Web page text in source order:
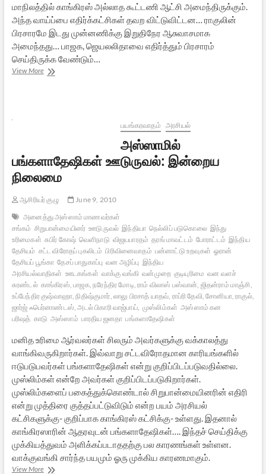
மாநிலத்தில் காங்கிரஸ் அல்லாத கூட்டணி ஆட்சி அமைந்திருக்கும்.
அந்த வாய்ப்பை எதிர்க்கட்சிகள் தவற விட்டுவிட்டன… ராகுலின்
பிரசாரமே இடது முன்னணிக்கு இறுதிநேர ஆசுவாசமாக
அமைந்தது… பாஜக, ஜெயலலிதாவை எதிர்த்தும் பிரசாரம்
செய்திருக்க வேண்டும்…
View Moreமக்கள்
பயங்கரவாதம் அரசியல்
அஸ்ஸாமில்
பங்களாதேஷிகள் ஊடுருவல்: இன்றைய
நிலைமை
ஆசிரியர் குழு
June 9, 2010
அனைத்து அஸ்ஸாம் மாணவர்கள்
சங்கம் சிறுபான்மையினர் ஊடுருவல் இந்தியா நெல்லிப் படுகொலை இந்து
உரிமைகள் சுபிர் கோஷ் வெளிநாடு விஜயபாரதம் தரங் மாவட்டம் போராட்டம் இந்திய
தேசியம் சட்ட விரோதப் புகலிடம் பிரிவினைவாதம் பன்னாட்டு உறவுகள் ஓரான்
தேசியப் பூங்கா தேசப் பாதுகாப்பு வன அழிப்பு இந்திய
அரசியல்வாதிகள் ஊடகங்கள் வாக்கு வங்கி வன்முறை குடியுரிமை வன வளச்
சுரண்டல் காங்கிரஸ், பாஜக, நரேந்திர மோடி, ராம் விலாஸ் பஸ்வான், ஜிதன்ராம் மாஞ்சி,
உப்பேந்திர குஷ்வாஹா, நிதிஷ்குமார், லாலு பிரசாத் யாதவ், ராப்ரி தேவி, சோனியா, ராகுல்,
ஜார்ஜ் ஃபெர்னாண்டஸ், அடல் பிகாரி வாஜ்பாய், முஸ்லிம்கள் அஸ்ஸாம் கன
பரிஷத் காடு அஸ்ஸாம் பாரதிய ஜனதா பங்களாதேஷிகள்
மனித உரிமை ஆர்வலர்கள் சிலரும் அவர்களுக்கு வக்காலத்து
வாங்கிவருகிறார்கள். இவ்வாறு சட்டவிரோதமான காரியங்களில்
ஈடுபடுபவர்கள் பங்களாதேஷிகள் என்று குறிப்பிடப்படுவதில்லை.
முஸ்லிம்கள் என்றே அவர்கள் குறிப்பிடப்படுகிறார்கள்.
முஸ்லிம்களைப் பகைத்துக்கொண்டால் சிறுபான்மையினரின் எதிரி
என்று முத்திரை குத்தப்பட்டுவிடும் என்ற பயம் அரசியல்
கட்சிகளுக்கு- குறிப்பாக காங்கிரஸ் கட்சிக்கு- உள்ளது. இதனால்
காங்கிரஸாரின் ஆதரவுடன் பங்களாதேஷிகள்…. இந்தச் செய்திக்கு
முக்கியத்துவம் அளிக்கப்படாததற்கு பல காரணங்கள் உள்ளன.
வாக்குவங்கி சார்ந்த பயமும் ஓரு முக்கிய காரணமாகும்.
View Moreஅஸ்ஸாமில்